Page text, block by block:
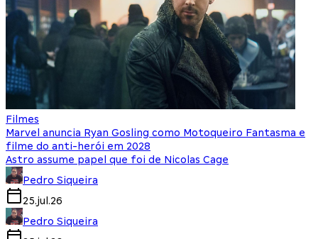
Filmes
Marvel anuncia Ryan Gosling como Motoqueiro Fantasma e
filme do anti-herói em 2028
Astro assume papel que foi de Nicolas Cage
Pedro Siqueira
25.jul.26
Pedro Siqueira